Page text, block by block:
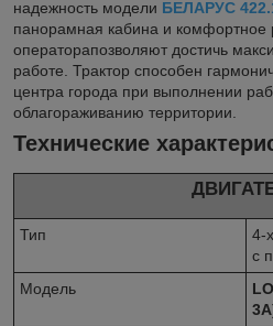
надежность модели БЕЛАРУС
панорамная кабина и комфортное
операторапозволяют достичь
работе. Трактор способен
центра города при выполнении
облагораживанию территории.
Технические
Тип
4-
с
Модель